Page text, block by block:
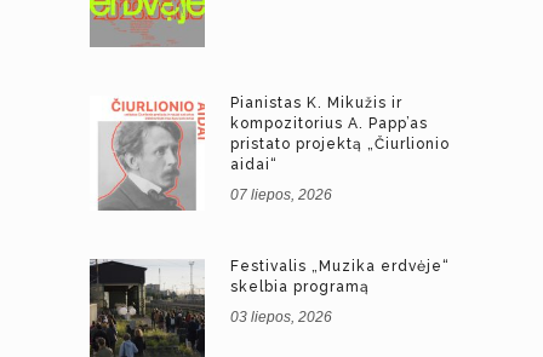
Pianistas K. Mikužis ir
kompozitorius A. Papp’as
pristato projektą „Čiurlionio
aidai“
07 liepos, 2026
Festivalis „Muzika erdvėje“
skelbia programą
03 liepos, 2026